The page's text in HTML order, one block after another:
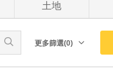
土地
更多篩選(0)